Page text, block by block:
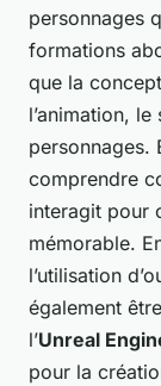
personnages
formations
que la
l’animation,
personnages.
comprendre
interagit pour
mémorable.
l’utilisation
également
l’Unreal
pour la